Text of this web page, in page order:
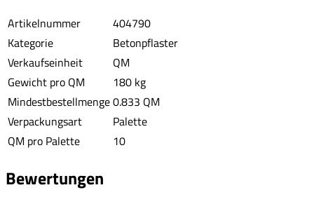
Artikelnummer
404790
Kategorie
Betonpflaster
Verkaufseinheit
QM
Gewicht pro QM
180 kg
Mindestbestellmenge0.833 QM
Verpackungsart
Palette
QM pro Palette
10
Bewertungen